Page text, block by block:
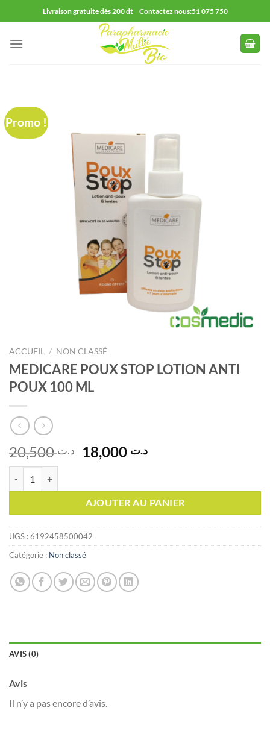
au
contenu
Livraison gratuite dès 200 dt Contactez nous:51 075 750
Promo !
ACCUEIL / NON CLASSÉ
MEDICARE POUX STOP LOTION ANTI
POUX 100 ML
د.ت20,500
Le
prix
était :
د.ت 20,500.
د.تLe
est :
AJOUTER AU PANIER
UGS :6192458500042
Catégorie : Non classé
AVIS (0)
Avis
Il n’y a pas encore d’avis.